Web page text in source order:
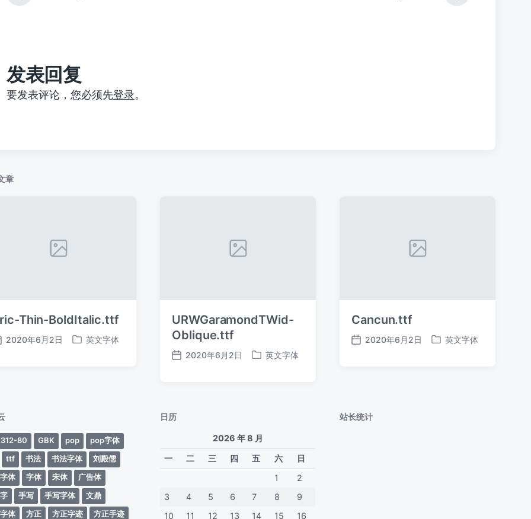
篇
篇
发表回复
要发表评论，您必须先登录。
章
Thin-BoldItalic.ttf
2020年6月2日
发
英文字体
URWGaramondTWid-
Oblique.ttf
发
2020年6月2日
发
英文字体
Cancun.ttf
发
2020年6月2日
发
英文字体
80 GBK pop
pop字体
ttf
书法 书法字体
刘殿儒
体
字体 宋体
广告体
手写 手写字体
文鼎
体
方正 方正字迹 方正手迹
日历
2026 年 8 月
一
二 三 四 五 六
日
1
2
3
4 5 6 7 8
9
10
11 12 13 14 15 16
站长统计